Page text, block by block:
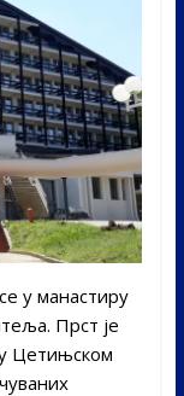
у манастиру
Прст је
Цетињском